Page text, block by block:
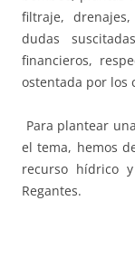
filtraje,
dudas
financieros,
ostentada por los
Para plantear
el tema, hemos
recurso hídrico
Regantes.